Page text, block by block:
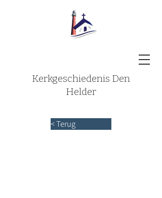
Kerkgeschiedenis Den
Helder
< Terug